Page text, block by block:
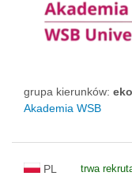
grupa kierunków:
Akademia WSB
PL trwa